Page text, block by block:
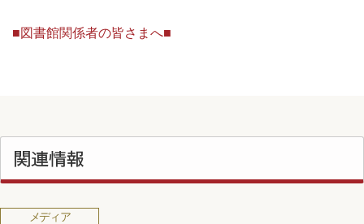
■図書館関係者の皆さまへ■
関連情報
メディア